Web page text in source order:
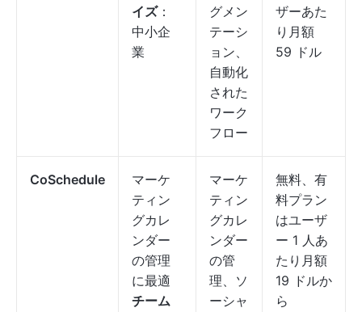
イズ：
中小企
業
グメン
テーシ
ョン、
自動化
された
ワーク
フロー
ザーあた
り月額
59 ドル
CoSchedule
マーケ
ティン
グカレ
ンダー
の管理
に最適
チーム
マーケ
ティン
グカレ
ンダー
の管
理、ソ
ーシャ
無料、有
料プラン
はユーザ
ー 1 人あ
たり月額
19 ドルか
ら